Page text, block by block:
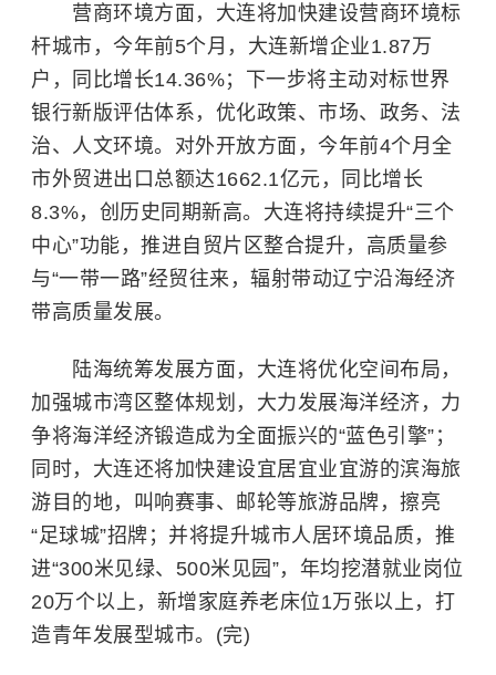
营商环境方面，大连将加快建设营商环境标
杆城市，今年前5个月，大连新增企业1.87万
户，同比增长14.36%；下一步将主动对标世界
银行新版评估体系，优化政策、市场、政务、法
治、人文环境。对外开放方面，今年前4个月全
市外贸进出口总额达1662.1亿元，同比增长
8.3%，创历史同期新高。大连将持续提升“三个
中心”功能，推进自贸片区整合提升，高质量参
与“一带一路”经贸往来，辐射带动辽宁沿海经济
带高质量发展。
陆海统筹发展方面，大连将优化空间布局，
加强城市湾区整体规划，大力发展海洋经济，力
争将海洋经济锻造成为全面振兴的“蓝色引擎”；
同时，大连还将加快建设宜居宜业宜游的滨海旅
游目的地，叫响赛事、邮轮等旅游品牌，擦亮
“足球城”招牌；并将提升城市人居环境品质，推
进“300米见绿、500米见园”，年均挖潜就业岗位
20万个以上，新增家庭养老床位1万张以上，打
造青年发展型城市。(完)